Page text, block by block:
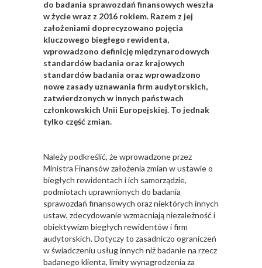
do badania sprawozdań finansowych weszła
w życie wraz z 2016 rokiem. Razem z jej
założeniami doprecyzowano pojęcia
kluczowego biegłego rewidenta,
wprowadzono definicję międzynarodowych
standardów badania oraz krajowych
standardów badania oraz wprowadzono
nowe zasady uznawania firm audytorskich,
zatwierdzonych w innych państwach
członkowskich Unii Europejskiej. To jednak
tylko część zmian.
Należy podkreślić, że wprowadzone przez
Ministra Finansów założenia zmian w ustawie o
biegłych rewidentach i ich samorządzie,
podmiotach uprawnionych do badania
sprawozdań finansowych oraz niektórych innych
ustaw, zdecydowanie wzmacniają niezależność i
obiektywizm biegłych rewidentów i firm
audytorskich. Dotyczy to zasadniczo ograniczeń
w świadczeniu usług innych niż badanie na rzecz
badanego klienta, limity wynagrodzenia za